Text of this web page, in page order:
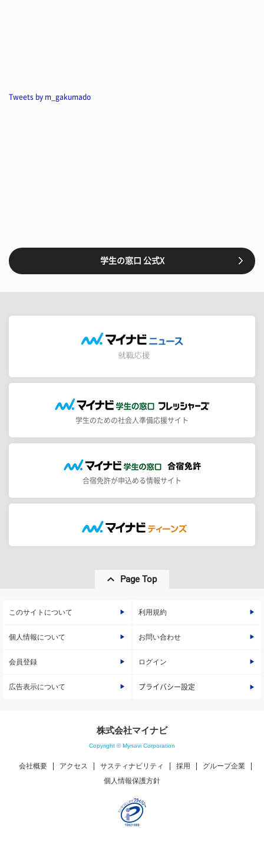
Tweets by m_gakumado
学生の窓口 公式X
学生のための社会人準備応援サイト
合宿免許が申込める情報サイト
Page Top
このサイトについて 利用規約
個人情報について お問い合わせ
会員登録 ログイン
広告表示について プライバシー設定
株式会社マイナビ
Copyright © Mynavi Corporation
会社概要 アクセス サスティナビリティ 採用
グループ企業
個人情報保護方針